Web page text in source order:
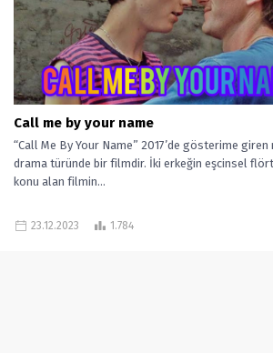
Call me by your name
“Call Me By Your Name” 2017’de gösterime
drama türünde bir filmdir. İki erkeğin eşcinsel
konu alan filmin...
23.12.2023 1.784